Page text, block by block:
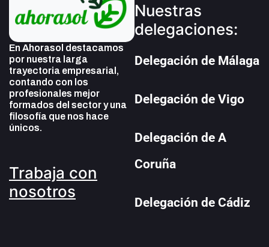
En Ahorasol destacamos
por nuestra larga
trayectoria empresarial,
contando con los
profesionales mejor
formados del sector y una
filosofía que nos hace
únicos.
Trabaja con
nosotros
Nuestras
delegaciones:
Delegación de Málaga
Delegación de Vigo
Delegación de A
Coruña
Delegación de Cádiz